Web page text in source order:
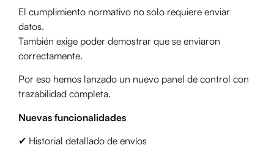
El cumplimiento normativo no solo requiere enviar
datos.
También exige poder demostrar que se enviaron
correctamente.
Por eso hemos lanzado un nuevo panel de control con
trazabilidad completa.
Nuevas funcionalidades
✔ Historial detallado de envíos